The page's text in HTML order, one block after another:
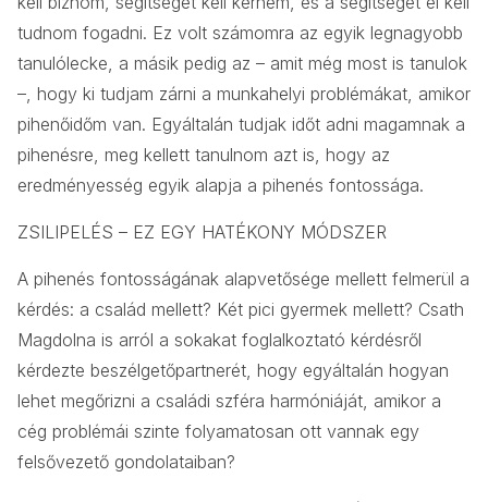
tudnom fogadni. Ez volt számomra az egyik legnagyobb
tanulólecke, a másik pedig az – amit még most is tanulok
–, hogy ki tudjam zárni a munkahelyi problémákat, amikor
pihenőidőm van. Egyáltalán tudjak időt adni magamnak a
pihenésre, meg kellett tanulnom azt is, hogy az
eredményesség egyik alapja a pihenés fontossága.
ZSILIPELÉS – EZ EGY HATÉKONY MÓDSZER
A pihenés fontosságának alapvetősége mellett felmerül a
kérdés: a család mellett? Két pici gyermek mellett? Csath
Magdolna is arról a sokakat foglalkoztató kérdésről
kérdezte beszélgetőpartnerét, hogy egyáltalán hogyan
lehet megőrizni a családi szféra harmóniáját, amikor a
cég problémái szinte folyamatosan ott vannak egy
felsővezető gondolataiban?